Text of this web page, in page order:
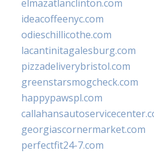
elmazatlanclinton.com
ideacoffeenyc.com
odieschillicothe.com
lacantinitagalesburg.com
pizzadeliverybristol.com
greenstarsmogcheck.com
happypawspl.com
georgiascornermarket.com
perfectfit24-7.com